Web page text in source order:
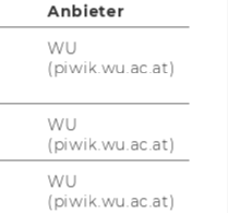
Anbieter
WU
(piwik.wu.ac.at)
WU
(piwik.wu.ac.at)
WU
(piwik.wu.ac.at)